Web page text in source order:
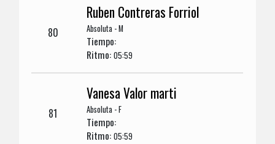
80
Ruben Contreras Forriol
Absoluta - M
Tiempo:
Ritmo:05:59
81
Vanesa Valor marti
Absoluta - F
Tiempo:
Ritmo:05:59